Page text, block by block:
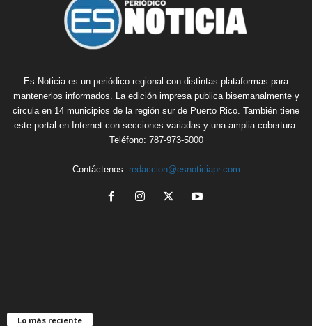
Es Noticia es un periódico regional con distintas plataformas para
mantenerlos informados. La edición impresa publica bisemanalmente y
circula en 14 municipios de la región sur de Puerto Rico. También tiene
este portal en Internet con secciones variadas y una amplia cobertura.
Teléfono: 787-973-5000
Contáctenos: redaccion@esnoticiapr.com
Lo más reciente